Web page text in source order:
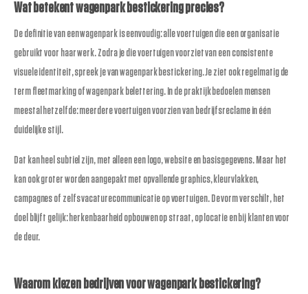
Wat betekent wagenpark bestickering precies?
De definitie van een wagenpark is eenvoudig: alle voertuigen die een organisatie
gebruikt voor haar werk. Zodra je die voertuigen voorziet van een consistente
visuele identiteit, spreek je van wagenpark bestickering. Je ziet ook regelmatig de
term fleetmarking of wagenpark belettering. In de praktijk bedoelen mensen
meestal hetzelfde: meerdere voertuigen voorzien van bedrijfsreclame in één
duidelijke stijl.
Dat kan heel subtiel zijn, met alleen een logo, website en basisgegevens. Maar het
kan ook groter worden aangepakt met opvallende graphics, kleurvlakken,
campagnes of zelfs vacaturecommunicatie op voertuigen. De vorm verschilt, het
doel blijft gelijk: herkenbaarheid opbouwen op straat, op locatie en bij klanten voor
de deur.
Waarom kiezen bedrijven voor wagenpark bestickering?